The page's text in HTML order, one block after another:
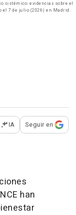
sistémico: evidencias sobre el
el 7 de julio (2026) en Madrid.
opciones para
IA Seguir en
han